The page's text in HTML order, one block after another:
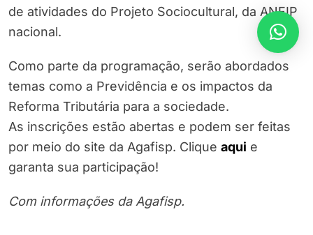
de atividades do Projeto Sociocultural, da ANFIP
nacional.
Como parte da programação, serão abordados
temas como a Previdência e os impactos da
Reforma Tributária para a sociedade.
As inscrições estão abertas e podem ser feitas
por meio do site da Agafisp. Clique aqui e
garanta sua participação!
Com informações da Agafisp.